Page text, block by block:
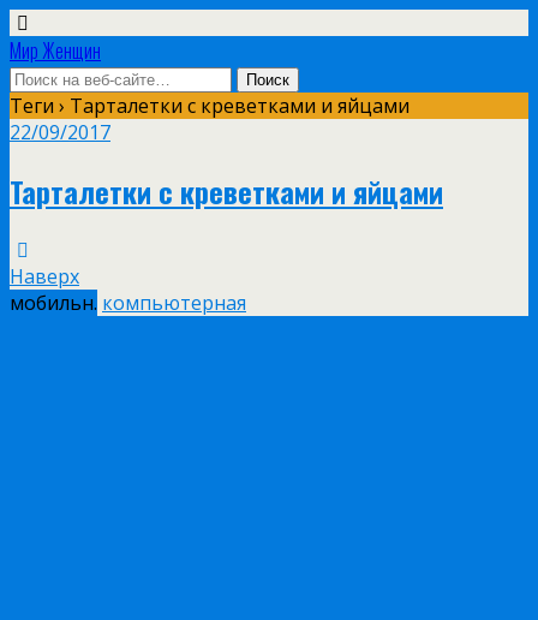
Мир Женщин
Теги › Тарталетки с креветками и яйцами
22/09/2017
Тарталетки с креветками и яйцами
Наверх
мобильн. компьютерная